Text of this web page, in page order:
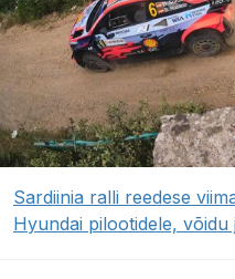
Sardiinia ralli reedese
Hyundai pilootidele,